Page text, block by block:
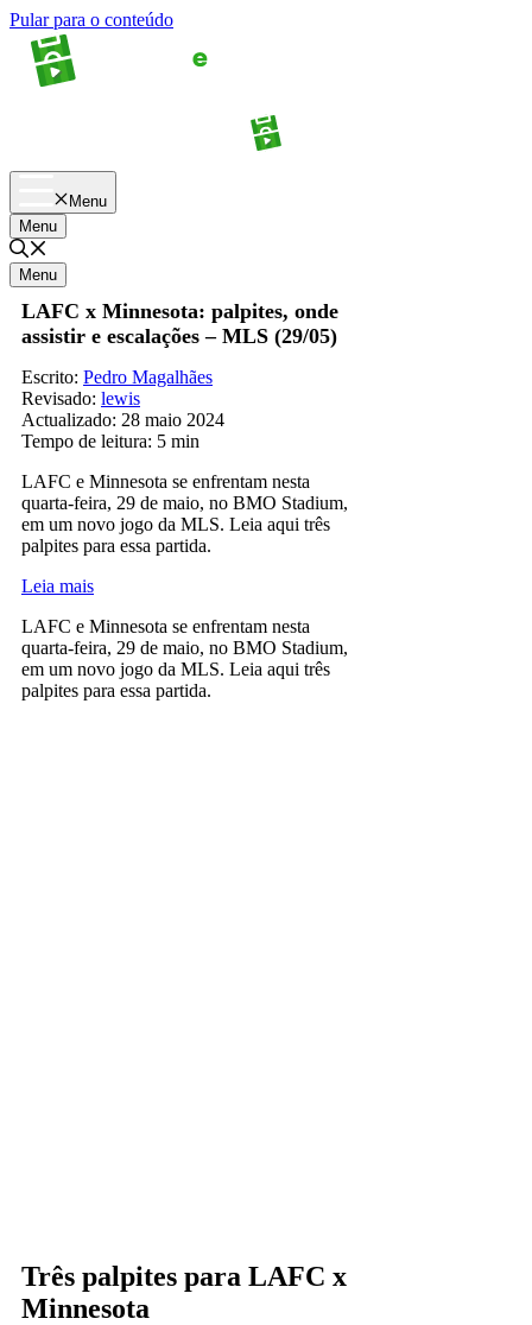
Pular para o conteúdo
Menu
Menu
Menu
LAFC x Minnesota: palpites, onde
assistir e escalações – MLS (29/05)
Escrito: Pedro Magalhães
Revisado: lewis
Actualizado: 28 maio 2024
Tempo de leitura: 5 min
LAFC e Minnesota se enfrentam nesta
quarta-feira, 29 de maio, no BMO Stadium,
em um novo jogo da MLS. Leia aqui três
palpites para essa partida.
Leia mais
LAFC e Minnesota se enfrentam nesta
quarta-feira, 29 de maio, no BMO Stadium,
em um novo jogo da MLS. Leia aqui três
palpites para essa partida.
Três palpites para LAFC x
Minnesota